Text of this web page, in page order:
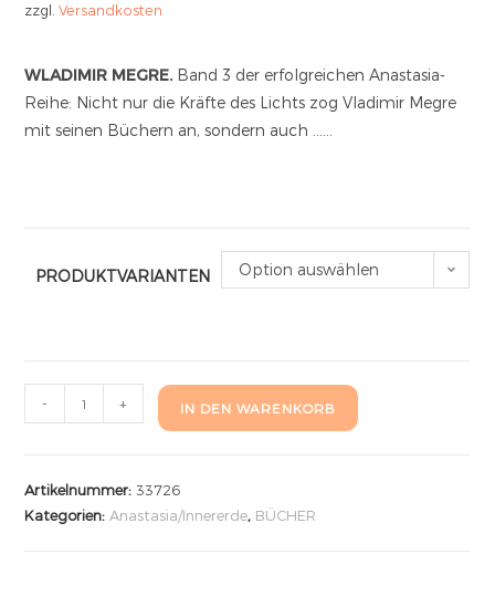
zzgl.Versandkosten
WLADIMIR MEGRE. Band 3 der erfolgreichen Anastasia-
Reihe: Nicht nur die Kräfte des Lichts zog Vladimir Megre
mit seinen Büchern an, sondern auch ……
PRODUKTVARIANTEN Option auswählen
- + IN DEN WARENKORB
Artikelnummer: 33726
Kategorien: Anastasia/Innererde, BÜCHER